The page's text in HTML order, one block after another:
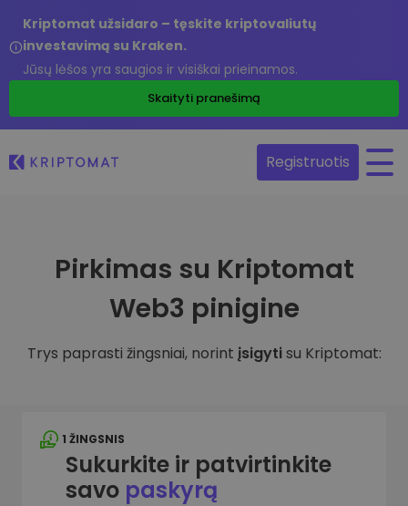
Kriptomat užsidaro – tęskite kriptovaliutų
investavimą su Kraken.
Jūsų lėšos yra saugios ir visiškai prieinamos.
Skaityti pranešimą
Registruotis
Pirkimas su Kriptomat
Web3 pinigine
Trys paprasti žingsniai, norint įsigytisu Kriptomat:
1 ŽINGSNIS
Sukurkite ir patvirtinkite
savo paskyrą